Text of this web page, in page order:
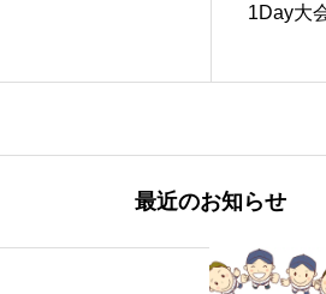
1Day大
最近のお知らせ